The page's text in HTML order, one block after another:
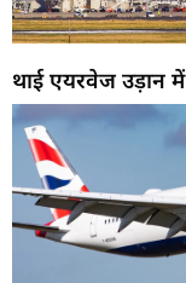
थाई एयरवेज उड़ान